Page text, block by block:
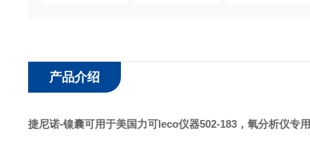
产品介绍
捷尼诺-镍囊可用于美国力可leco仪器502-183 ，氧分析仪专用